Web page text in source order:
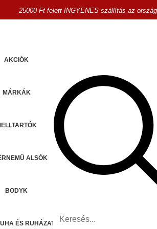
25000 Ft felett INGYENES szállítás az
AKCIÓK
MÁRKÁK
ALSÓK
BODYK
ÉS RUHÁZAT